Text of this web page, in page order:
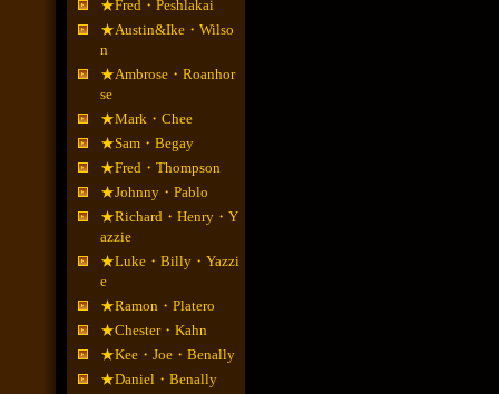
★Fred・Peshlakai
★Austin&Ike・Wilso
n
★Ambrose・Roanhor
se
★Mark・Chee
★Sam・Begay
★Fred・Thompson
★Johnny・Pablo
★Richard・Henry・Y
azzie
★Luke・Billy・Yazzi
e
★Ramon・Platero
★Chester・Kahn
★Kee・Joe・Benally
★Daniel・Benally